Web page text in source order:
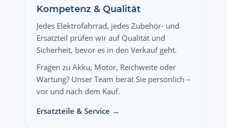
Kompetenz & Qualität
Jedes Elektrofahrrad, jedes Zubehör- und
Ersatzteil prüfen wir auf Qualität und
Sicherheit, bevor es in den Verkauf geht.
Fragen zu Akku, Motor, Reichweite oder
Wartung? Unser Team berät Sie persönlich –
vor und nach dem Kauf.
Ersatzteile & Service →